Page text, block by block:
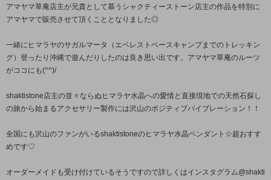
アマヤマ草庵店主が兄貴として慕うシャクティーストーン店主の作品を特別に
アマヤマで販売させて頂くこととなりました◎
一緒にヒマラヤのサガルマータ（エベレストベースキャンプまでのトレッキン
グ）登ったり沖縄で遊んだりしたのは良き思い出です。アマヤマ草庵のルーツ
がココにも(^^)/
shaktistone店主の並々ならぬヒマラヤ水晶への愛情と直接現地での天然石探し
の旅から始まるアクセサリー製作には沢山のポジティブバイブレーション！！
全国にも沢山のファンがいるshaktistoneのヒマラヤ水晶ペンダント☆超おすす
めです♡
オーダーメイドも受け付けているそうですので詳しくはインスタグラム@shakti